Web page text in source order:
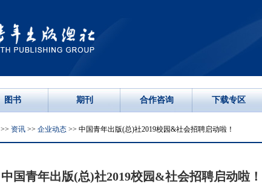
图书 期刊 合作咨询 下载专区
>> 资讯 >> 企业动态 >> 中国青年出版(总)社2019校园&社会招聘启动啦！
中国青年出版(总)社2019校园&社会招聘启动啦！